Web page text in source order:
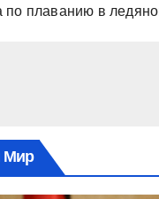
по плаванию в
Мир